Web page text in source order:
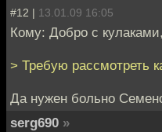
#12 | 13.01.09 16:05
Кому: Добро с кулаками,
> Требую рассмотреть
Да нужен больно
serg690 »